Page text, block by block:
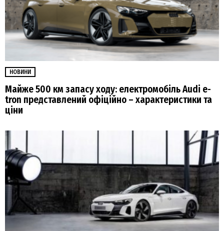
НОВИНИ
Майже 500 км запасу ходу: електромобіль Audi e-
tron представлений офіційно – характеристики та
ціни